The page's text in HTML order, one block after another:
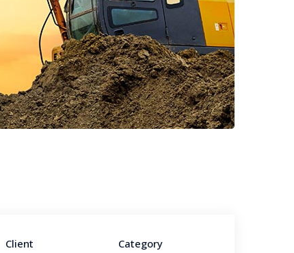
Client
Category